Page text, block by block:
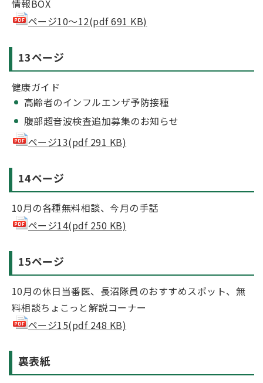
情報BOX
ページ10～12(pdf 691 KB)
13ページ
健康ガイド
高齢者のインフルエンザ予防接種
腹部超音波検査追加募集のお知らせ
ページ13(pdf 291 KB)
14ページ
10月の各種無料相談、今月の手話
ページ14(pdf 250 KB)
15ページ
10月の休日当番医、長沼隊員のおすすめスポット、無
料相談ちょこっと解説コーナー
ページ15(pdf 248 KB)
裏表紙